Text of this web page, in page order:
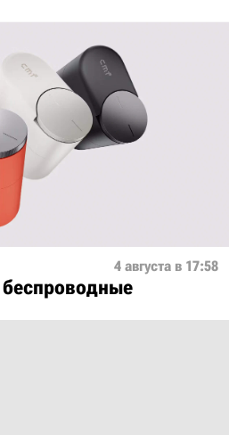
4 августа в 17:58
беспроводные